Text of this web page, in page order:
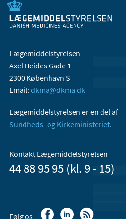
Lægemiddelstyrelsen
Axel Heides Gade 1
2300 København S
Email: dkma@dkma.dk
Lægemiddelstyrelsen er en del af
Sundheds- og Kirkeministeriet.
Kontakt Lægemiddelstyrelsen
44 88 95 95 (kl. 9 - 15)
Følg os